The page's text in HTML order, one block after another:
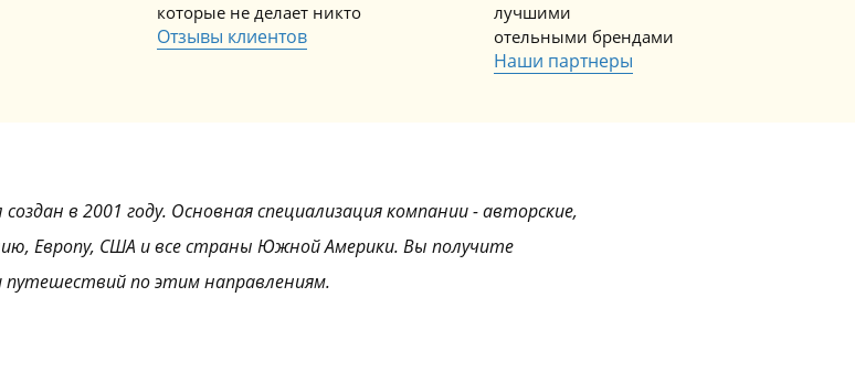
которые не делает никто
Отзывы клиентов
лучшими
отельными брендами
Наши партнеры
в 2001 году. Основная специализация компании - авторские,
Европу, США и все страны Южной Америки. Вы получите
по этим направлениям.